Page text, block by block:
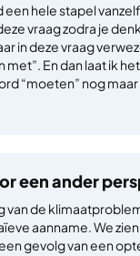
een hele stapel
vraag zodra je
in deze vraag
met”. En dan laat ik
“moeten” nog maar
een ander
van de
aanname. We
gevolg van een